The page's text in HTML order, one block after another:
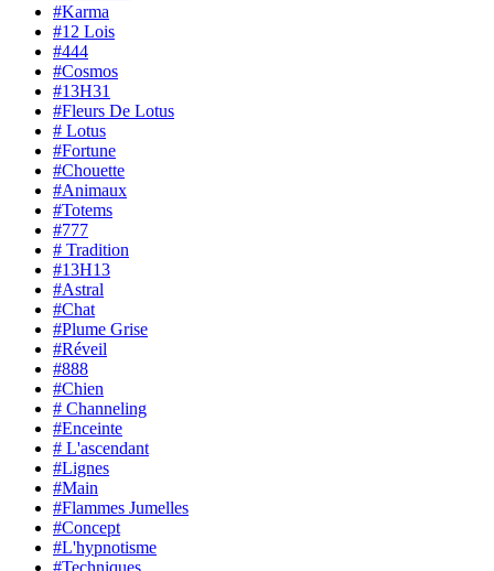
#Karma
#12 Lois
#444
#Cosmos
#13H31
#Fleurs De Lotus
# Lotus
#Fortune
#Chouette
#Animaux
#Totems
#777
# Tradition
#13H13
#Astral
#Chat
#Plume Grise
#Réveil
#888
#Chien
# Channeling
#Enceinte
# L'ascendant
#Lignes
#Main
#Flammes Jumelles
#Concept
#L'hypnotisme
#Techniques